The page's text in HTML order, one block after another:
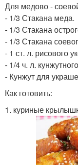
Для медово -
- 1/3 Стакана меда.
- 1/3 Стакана
- 1/3 Стакана
- 1 ст. л. рисового
- 1/4 ч. л.
- Кунжут для
Как готовить:
1. куриные